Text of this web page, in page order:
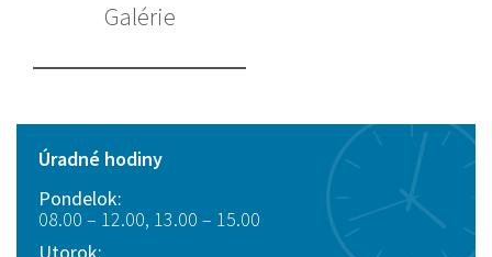
Galérie
Úradné hodiny
Pondelok:
08.00 – 12.00, 13.00 – 15.00